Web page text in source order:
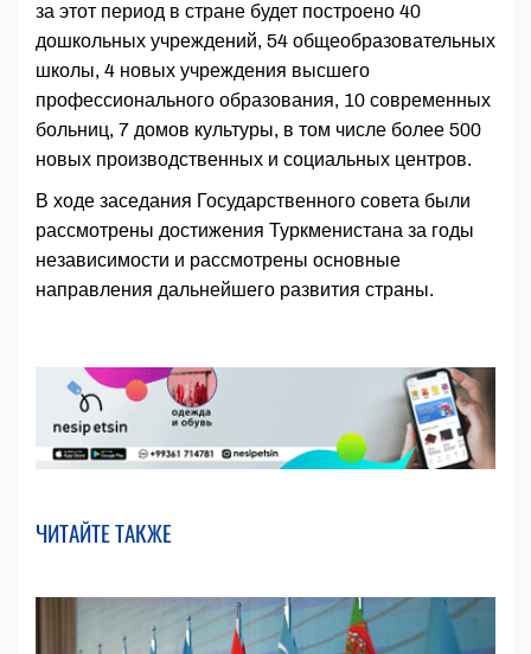
за этот период в стране будет построено 40
дошкольных учреждений, 54 общеобразовательных
школы, 4 новых учреждения высшего
профессионального образования, 10 современных
больниц, 7 домов культуры, в том числе более 500
новых производственных и социальных центров.
В ходе заседания Государственного совета были
рассмотрены достижения Туркменистана за годы
независимости и рассмотрены основные
направления дальнейшего развития страны.
ЧИТАЙТЕ ТАКЖЕ